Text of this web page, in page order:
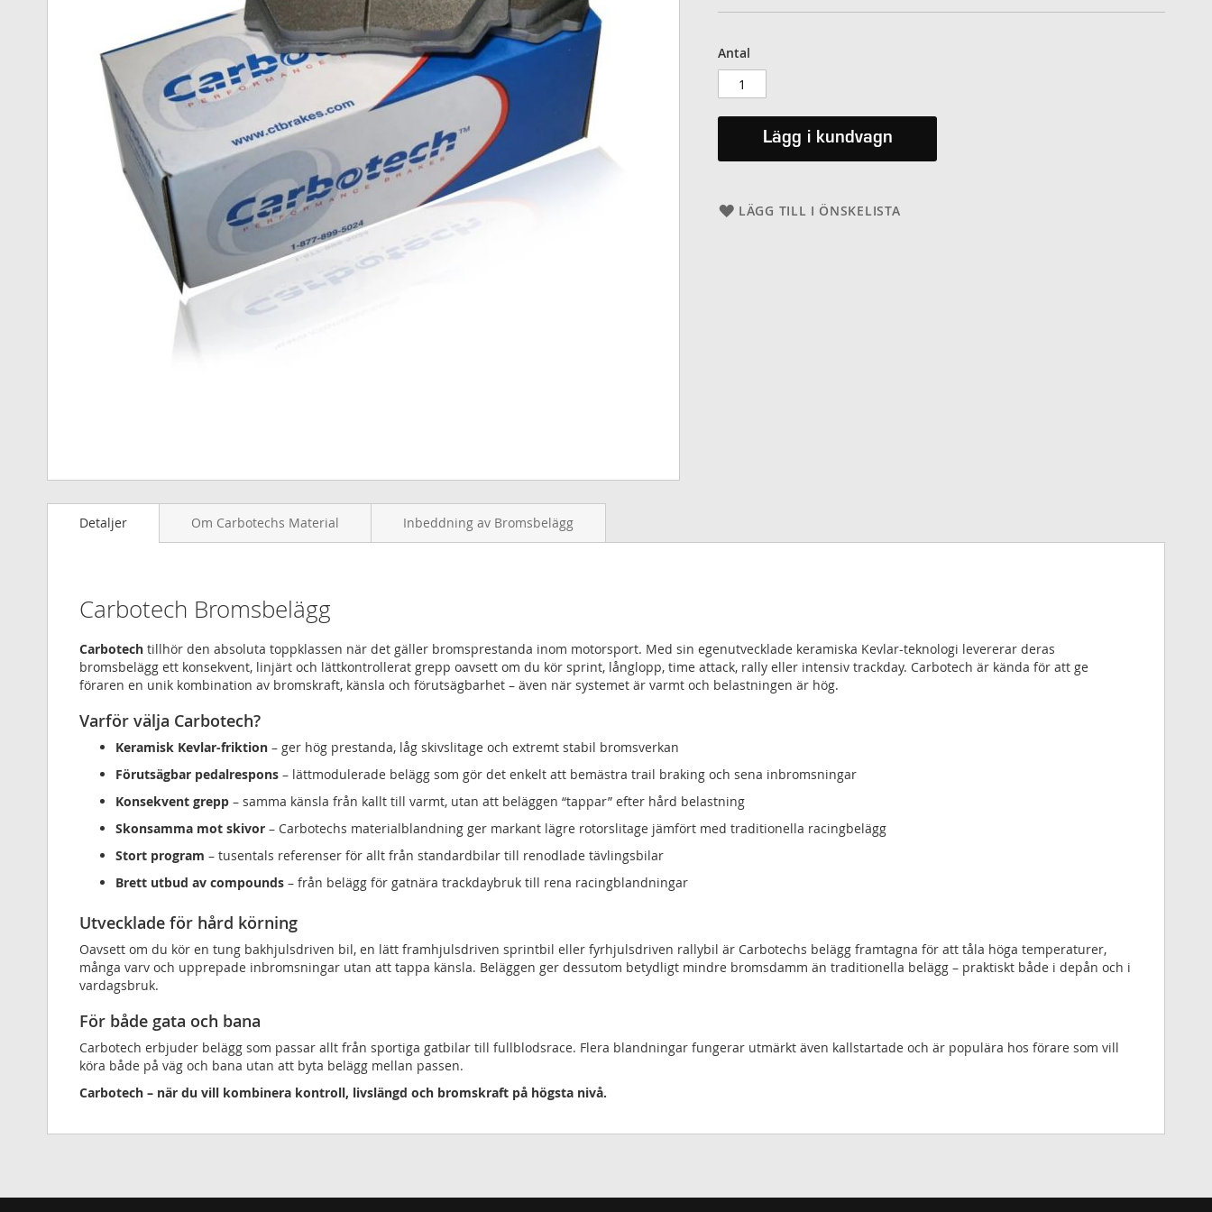
Antal
Lägg i kundvagn
LÄGG TILL I ÖNSKELISTA
till
börjanDetaljer
Carbotech Bromsbelägg
Carbotech tillhör den absoluta toppklassen när det gäller bromsprestanda inom motorsport. Med sin egenutvecklade keramiska Kevlar-teknologi levererar deras
bromsbelägg ett konsekvent, linjärt och lättkontrollerat grepp oavsett om du kör sprint, långlopp, time attack, rally eller intensiv trackday. Carbotech är kända för att ge
föraren en unik kombination av bromskraft, känsla och förutsägbarhet – även när systemet är varmt och belastningen är hög.
Varför välja Carbotech?
Keramisk Kevlar-friktion – ger hög prestanda, låg skivslitage och extremt stabil bromsverkan
Förutsägbar pedalrespons – lättmodulerade belägg som gör det enkelt att bemästra trail braking och sena inbromsningar
Konsekvent grepp – samma känsla från kallt till varmt, utan att beläggen “tappar” efter hård belastning
Skonsamma mot skivor – Carbotechs materialblandning ger markant lägre rotorslitage jämfört med traditionella racingbelägg
Stort program – tusentals referenser för allt från standardbilar till renodlade tävlingsbilar
Brett utbud av compounds – från belägg för gatnära trackdaybruk till rena racingblandningar
Utvecklade för hård körning
Oavsett om du kör en tung bakhjulsdriven bil, en lätt framhjulsdriven sprintbil eller fyrhjulsdriven rallybil är Carbotechs belägg framtagna för att tåla höga temperaturer,
många varv och upprepade inbromsningar utan att tappa känsla. Beläggen ger dessutom betydligt mindre bromsdamm än traditionella belägg – praktiskt både i depån och i
vardagsbruk.
För både gata och bana
Carbotech erbjuder belägg som passar allt från sportiga gatbilar till fullblodsrace. Flera blandningar fungerar utmärkt även kallstartade och är populära hos förare som vill
köra både på väg och bana utan att byta belägg mellan passen.
Carbotech – när du vill kombinera kontroll, livslängd och bromskraft på högsta nivå.
Om Carbotechs Material Inbeddning av Bromsbelägg